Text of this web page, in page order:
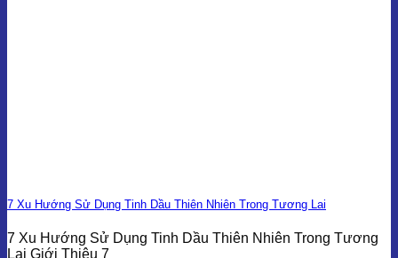
7 Xu Hướng Sử Dụng Tinh Dầu Thiên Nhiên Trong Tương Lai
7 Xu Hướng Sử Dụng Tinh Dầu Thiên Nhiên Trong Tương
Lai Giới Thiệu 7